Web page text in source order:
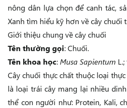
nông dân lựa chọn để canh tác,
Xanh tìm hiểu kỹ hơn về cây chuối
Giới thiệu chung về cây chuối
Tên thường gọi: Chuối.
Tên khoa học:Musa Sapientum
Cây chuối thực chất thuộc loại
là loại trái cây mang lại nhiều
thể con người như: Protein, Kali,